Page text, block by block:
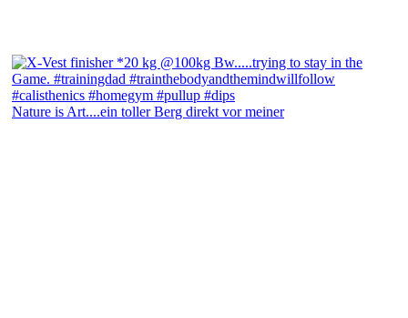
Nature is Art....ein toller Berg direkt vor meiner